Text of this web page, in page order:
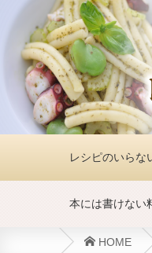
レシピのいらな
本には書けない
HOME